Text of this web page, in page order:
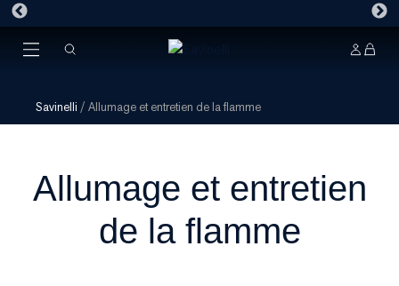
Savinelli / Allumage et entretien de la flamme
Allumage et entretien
de la flamme